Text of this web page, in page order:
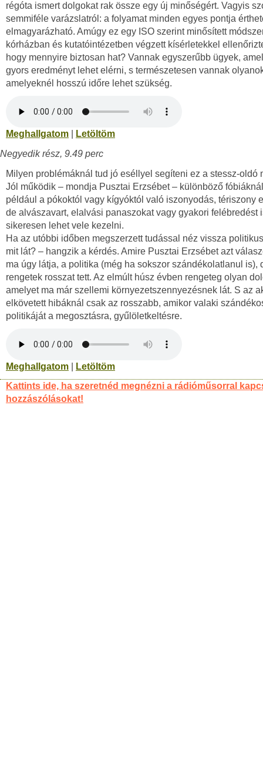
régóta ismert dolgokat rak össze egy új minőségért. Vagyis
semmiféle varázslatról: a folyamat minden egyes pontja
elmagyarázható. Amúgy ez egy ISO szerint minősített
kórházban és kutatóintézetben végzett kísérletekkel
hogy mennyire biztosan hat? Vannak egyszerűbb ügyek,
gyors eredményt lehet elérni, s természetesen vannak
amelyeknél hosszú időre lehet szükség.
Meghallgatom
Letöltöm
Negyedik rész, 9.49 perc
Milyen problémáknál tud jó eséllyel segíteni ez a stessz-oldó
Jól működik – mondja Pusztai Erzsébet – különböző
például a pókoktól vagy kígyóktól való iszonyodás, tériszony
de alvászavart, elalvási panaszokat vagy gyakori felébredést
sikeresen lehet vele kezelni.
Ha az utóbbi időben megszerzett tudással néz vissza
mit lát? – hangzik a kérdés. Amire Pusztai Erzsébet azt
ma úgy látja, a politika (még ha sokszor szándékolatlanul is),
rengetek rosszat tett. Az elmúlt húsz évben rengeteg olyan
amelyet ma már szellemi környezetszennyezésnek lát. S az
elkövetett hibáknál csak az rosszabb, amikor valaki
politikáját a megosztásra, gyűlöletkeltésre.
Meghallgatom
Letöltöm
Kattints ide, ha szeretnéd megnézni a rádióműsorral
hozzászólásokat!